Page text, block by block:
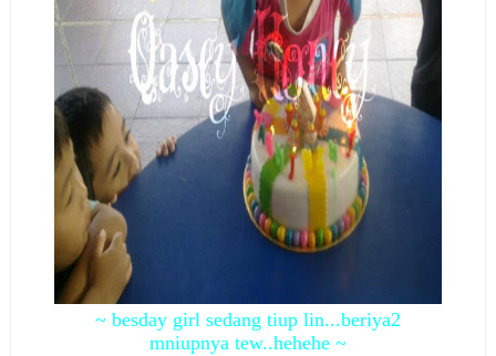
~ besday girl sedang tiup lin...beriya2
mniupnya tew..hehehe ~